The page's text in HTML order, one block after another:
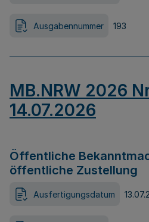
Ausgabennummer 193
MB.NRW 2026
14.07.2026
Öffentliche
öffentliche Zustellung
Ausfertigungsdatum